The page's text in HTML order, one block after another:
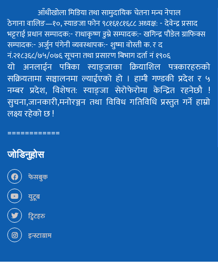
आँधीखोला मिडिया तथा सामुदायिक चेतना मन्च नेपाल
ठेगाना वालिङ—१०, स्याङजा फोन ९८१६१८१६८८अध्यक्ष: - देवेन्द्र प्रसाद
भट्टराईप्रधान सम्पादक:- राधाकृष्ण डुम्रेसम्पादक:- खगिन्द्र पौडेलग्राफिक्स
सम्पादक:- अर्जुन पंगेनीव्यवस्थापक:- शुष्मा वोस्तीक. र द
नं.२१८३६८/७५/०७६सूचना तथा प्रसारण बिभाग दर्ता नं १९०६
यो अनलाईन पत्रिका स्याङ्जाका क्रियाशिल पत्रकारहरुको
सक्रियतामा सञ्चालनमा ल्याईएको हो । हामी गण्डकी प्रदेश र ५
नम्बर प्रदेश, विशेषत: स्याङ्जा सेरोफेरोमा केन्द्रित रहनेछौ !
सुचना,जानकारी,मनोरञ्जन तथा विविध गतिविधि प्रस्तुत गर्ने हाम्रो
लक्ष्य रहेको छ !
============
जोडिनुहोस
फेसबुक
युटूब
ट्विटहरु
इन्स्टाग्राम